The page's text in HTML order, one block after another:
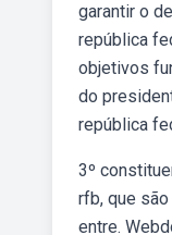
garantir o
república
objetivos
do
república
3º
rfb, que
entre.